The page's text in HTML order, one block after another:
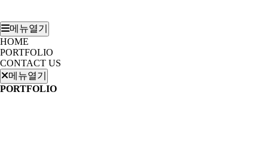
메뉴열기
HOME
PORTFOLIO
CONTACT US
메뉴열기
PORTFOLIO